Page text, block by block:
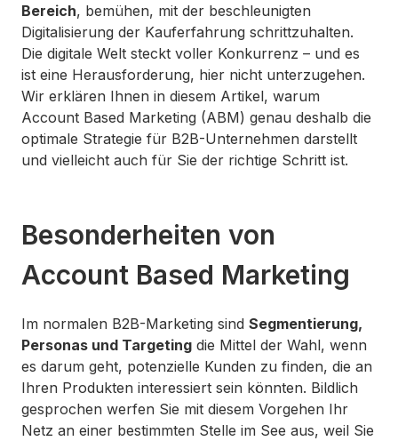
Bereich, bemühen, mit der beschleunigten
Digitalisierung der Kauferfahrung schrittzuhalten.
Die digitale Welt steckt voller Konkurrenz – und es
ist eine Herausforderung, hier nicht unterzugehen.
Wir erklären Ihnen in diesem Artikel, warum
Account Based Marketing (ABM) genau deshalb die
optimale Strategie für B2B-Unternehmen darstellt
und vielleicht auch für Sie der richtige Schritt ist.
Besonderheiten von
Account Based Marketing
Im normalen B2B-Marketing sind Segmentierung,
Personas und Targeting die Mittel der Wahl, wenn
es darum geht, potenzielle Kunden zu finden, die an
Ihren Produkten interessiert sein könnten. Bildlich
gesprochen werfen Sie mit diesem Vorgehen Ihr
Netz an einer bestimmten Stelle im See aus, weil Sie